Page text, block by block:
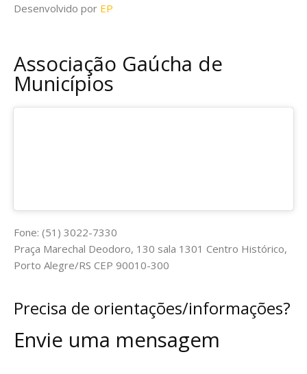
Desenvolvido por EP
Associação Gaúcha de
Municípios
Fone: (51) 3022-7330
Praça Marechal Deodoro, 130 sala 1301 Centro Histórico,
Porto Alegre/RS CEP 90010-300
Precisa de orientações/informações?
Envie uma mensagem